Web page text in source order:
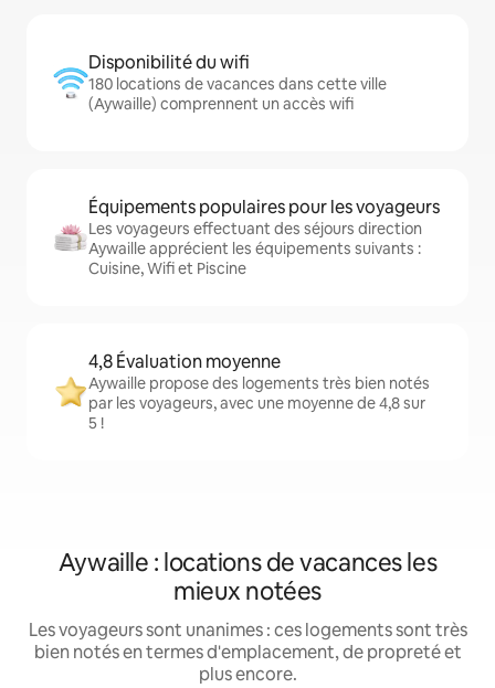
Disponibilité du wifi
180 locations de vacances dans cette ville
(Aywaille) comprennent un accès wifi
Équipements populaires pour les voyageurs
Les voyageurs effectuant des séjours direction
Aywaille apprécient les équipements suivants :
Cuisine, Wifi et Piscine
4,8 Évaluation moyenne
Aywaille propose des logements très bien notés
par les voyageurs, avec une moyenne de 4,8 sur
5 !
Aywaille : locations de vacances les
mieux notées
Les voyageurs sont unanimes : ces logements sont très
bien notés en termes d'emplacement, de propreté et
plus encore.